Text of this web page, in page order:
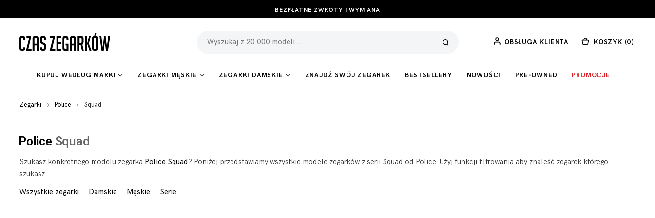
BEZPŁATNE ZWROTY I WYMIANA
OBSŁUGA KLIENTA KOSZYK (0)
KUPUJ WEDŁUG MARKI ZEGARKI MĘSKIE ZEGARKI DAMSKIE ZNAJDŹ SWÓJ ZEGAREK BESTSELLERY NOWOŚCI PRE-OWNED PROMOCJE
Zegarki Police Squad
Police Squad
Szukasz konkretnego modelu zegarka Police Squad? Poniżej przedstawiamy wszystkie modele zegarków z serii Squad od Police. Użyj funkcji filtrowania aby znaleść zegarek którego
szukasz.
Wszystkie zegarki
Damskie Męskie Serie